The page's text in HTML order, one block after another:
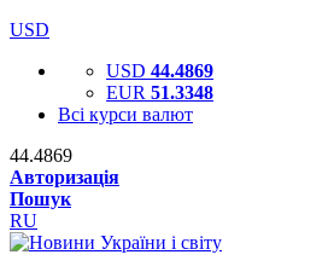
USD
USD 44.4869
EUR 51.3348
Всі курси валют
44.4869
Авторизація
Пошук
RU